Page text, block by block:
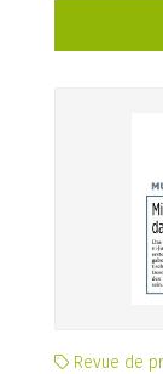
Revue de